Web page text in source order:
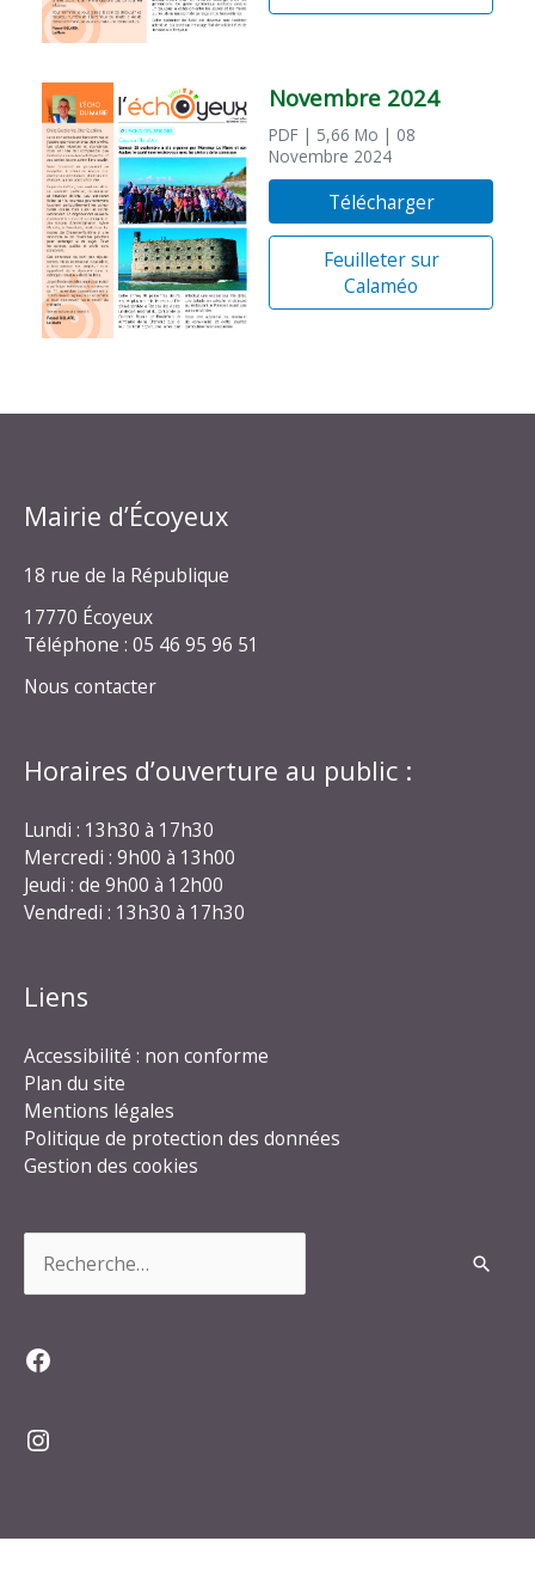
Novembre 2024
PDF | 5,66 Mo | 08
Novembre 2024
Télécharger
Feuilleter sur
Calaméo
Mairie d’Écoyeux
18 rue de la République
17770 Écoyeux
Téléphone : 05 46 95 96 51
Nous contacter
Horaires d’ouverture au public :
Lundi : 13h30 à 17h30
Mercredi : 9h00 à 13h00
Jeudi : de 9h00 à 12h00
Vendredi : 13h30 à 17h30
Liens
Accessibilité : non conforme
Plan du site
Mentions légales
Politique de protection des données
Gestion des cookies
Facebook
Instagram